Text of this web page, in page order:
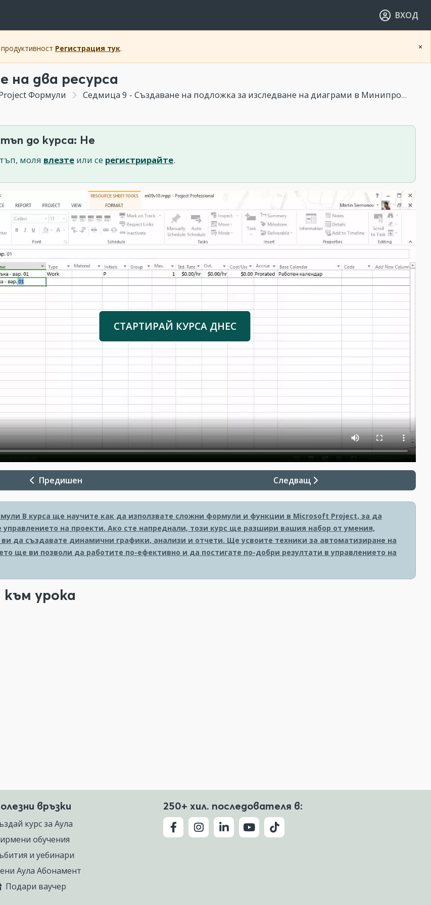
ВХОД
×
Регистрация тук.
на два ресурса
Формули Седмица 9 - Създаване на подложка за изследване на диаграми в Минипроект 03
до курса: Не
моля влезте или се регистрирайте.
СТАРТИРАЙ КУРСА ДНЕС
Предишен Следващ
В курса ще научите как да използвате сложни формули и функции в Microsoft Project, за да
управлението на проекти. Ако сте напреднали, този курс ще разшири вашия набор от умения,
ви да създавате динамични графики, анализи и отчети. Ще усвоите техники за автоматизиране на
ще ви позволи да работите по-ефективно и да постигате по-добри резултати в управлението на
урока
връзки
курс за Аула
обучения
и уебинари
Аула Абонамент
Подари ваучер
250+ хил. последователя в: